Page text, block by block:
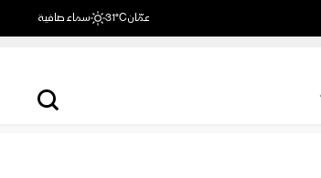
عمّان31°C سماء صافية